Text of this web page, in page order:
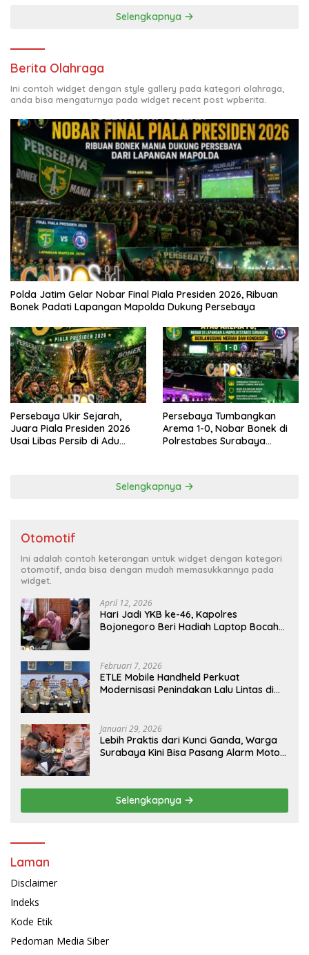
Selengkapnya
Berita Olahraga
Ini contoh widget dengan style gallery pada kategori olahraga,
anda bisa mengaturnya pada widget recent post wpberita.
Polda Jatim Gelar Nobar Final Piala Presiden 2026, Ribuan
Bonek Padati Lapangan Mapolda Dukung Persebaya
Persebaya Ukir Sejarah,
Juara Piala Presiden 2026
Usai Libas Persib di Adu
Persebaya Tumbangkan
Arema 1-0, Nobar Bonek di
Polrestabes Surabaya
Selengkapnya
Otomotif
Ini adalah contoh keterangan untuk widget dengan kategori
otomotif, anda bisa dengan mudah memasukkannya pada
widget.
April 12, 2026
Hari Jadi YKB ke-46, Kapolres
Bojonegoro Beri Hadiah Laptop Bocah
Februari 7, 2026
ETLE Mobile Handheld Perkuat
Modernisasi Penindakan Lalu Lintas di
Januari 29, 2026
Lebih Praktis dari Kunci Ganda, Warga
Surabaya Kini Bisa Pasang Alarm Motor
Selengkapnya
Laman
Disclaimer
Indeks
Kode Etik
Pedoman Media Siber